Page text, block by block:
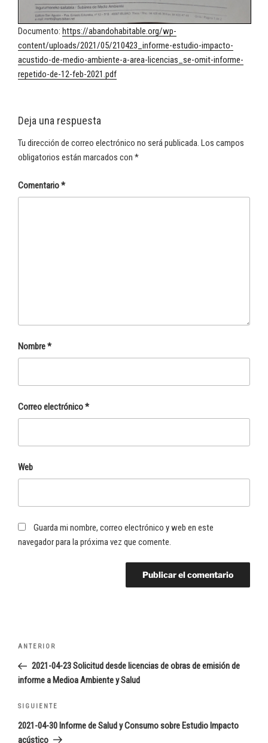
Documento: https://abandohabitable.org/wp-
content/uploads/2021/05/210423_informe-estudio-impacto-
acustido-de-medio-ambiente-a-area-licencias_se-omit-informe-
repetido-de-12-feb-2021.pdf
Deja una respuesta
Tu dirección de correo electrónico no será publicada. Los campos
obligatorios están marcados con *
Comentario*
Nombre*
Correo electrónico*
Web
Guarda mi nombre, correo electrónico y web en este
navegador para la próxima vez que comente.
Navegación
entradas
Entrada
anterior:
ANTERIOR
2021-04-23 Solicitud desde licencias de obras de emisión de
informe a Medioa Ambiente y Salud
Siguiente
entrada
SIGUIENTE
2021-04-30 Informe de Salud y Consumo sobre Estudio Impacto
acústico